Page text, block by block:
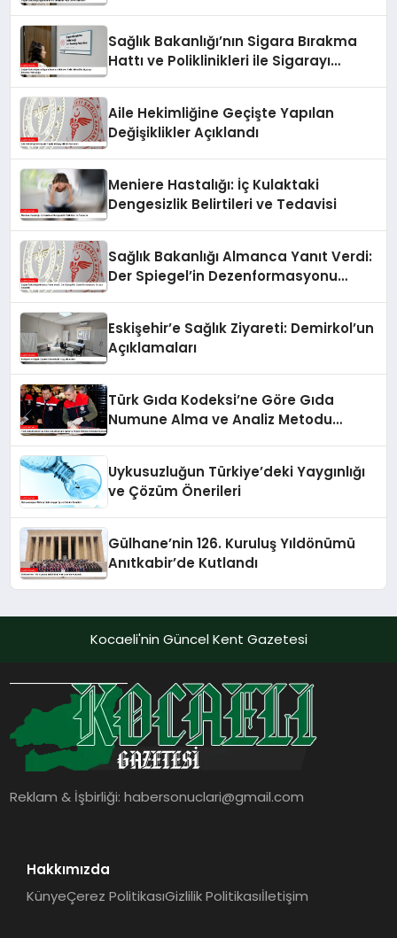
Sağlık Bakanlığı’nın Sigara Bırakma
Hattı ve Poliklinikleri ile Sigarayı
Aile Hekimliğine Geçişte Yapılan
Değişiklikler Açıklandı
Meniere Hastalığı: İç Kulaktaki
Dengesizlik Belirtileri ve Tedavisi
Sağlık Bakanlığı Almanca Yanıt Verdi:
Der Spiegel’in Dezenformasyonu
Eskişehir’e Sağlık Ziyareti: Demirkol’un
Açıklamaları
Türk Gıda Kodeksi’ne Göre Gıda
Numune Alma ve Analiz Metodu
Uykusuzluğun Türkiye’deki Yaygınlığı
ve Çözüm Önerileri
Gülhane’nin 126. Kuruluş Yıldönümü
Anıtkabir’de Kutlandı
Kocaeli'nin Güncel Kent Gazetesi
Reklam & İşbirliği:habersonuclari@gmail.com
Hakkımızda
KünyeÇerez PolitikasıGizlilik Politikasıİletişim